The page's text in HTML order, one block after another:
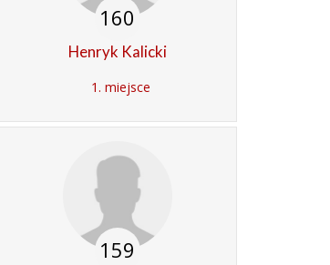
160
Henryk Kalicki
1. miejsce
159